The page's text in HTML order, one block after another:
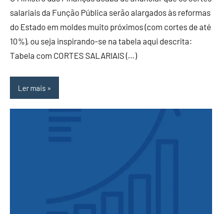
salariais da Função Pública serão alargados às reformas
do Estado em moldes muito próximos (com cortes de até
10%), ou seja inspirando-se na tabela aqui descrita:
Tabela com CORTES SALARIAIS (…)
Ler mais